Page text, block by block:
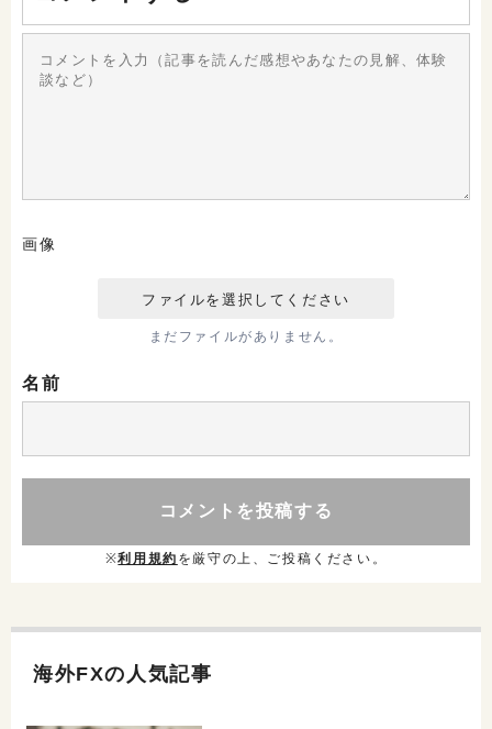
画像
まだファイルがありません。
名前
※利用規約 を厳守の上、ご投稿ください。
海外FXの人気記事